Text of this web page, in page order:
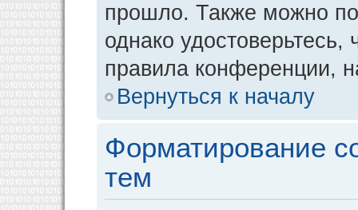
прошло. Также можно
однако
правила конференции,
Вернуться к началу
Форматирование
тем